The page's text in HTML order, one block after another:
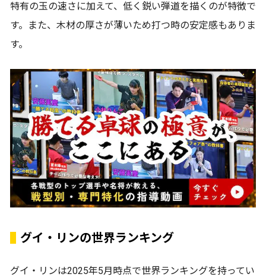
特有の玉の速さに加えて、低く鋭い弾道を描くのが特徴で
す。また、木材の厚さが薄いため打つ時の安定感もありま
す。
グイ・リンの世界ランキング
グイ・リンは2025年5月時点で世界ランキングを持ってい